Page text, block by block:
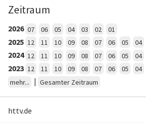
Zeitraum
2026 07 06 05 04 03 02 01
2025 12 11 10 09 08 07 06 05 04
2024 12 11 10 09 08 07 06 05 04
2023 12 11 10 09 08 07 06 05 04
mehr...
| Gesamter Zeitraum
httv.de